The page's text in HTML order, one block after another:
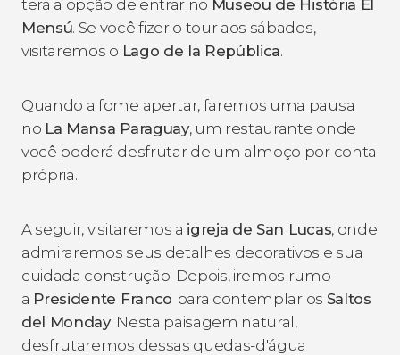
terá a opção de entrar no Museou de História El
Mensú. Se você fizer o tour aos sábados,
visitaremos o Lago de la República.
Quando a fome apertar, faremos uma pausa
no La Mansa Paraguay, um restaurante onde
você poderá desfrutar de um almoço por conta
própria.
A seguir, visitaremos a igreja de San Lucas, onde
admiraremos seus detalhes decorativos e sua
cuidada construção. Depois, iremos rumo
a Presidente Franco para contemplar os Saltos
del Monday. Nesta paisagem natural,
desfrutaremos dessas quedas-d'água